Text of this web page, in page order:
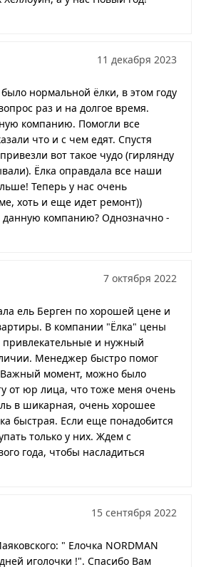
11 декабря 2023
нормальной ёлки, в этом году
раз и на долгое время.
компанию. Помогли все
что и с чем едят. Спустя
вот такое чудо (гирлянду
Ёлка оправдала все наши
Теперь у нас очень
хоть и еще идет ремонт))
данную компанию? Однозначно -
7 октября 2022
ель Берген по хорошей цене и
В компании "Ёлка" цены
привлекательные и нужный
Менеджер быстро помог
Важный момент, можно было
от юр лица, что тоже меня очень
в шикарная, очень хорошее
быстрая. Если еще понадобится
только у них. Ждем с
года, чтобы насладиться
15 сентября 2022
" Елочка NORDMAN
иголочки !". Спасибо Вам